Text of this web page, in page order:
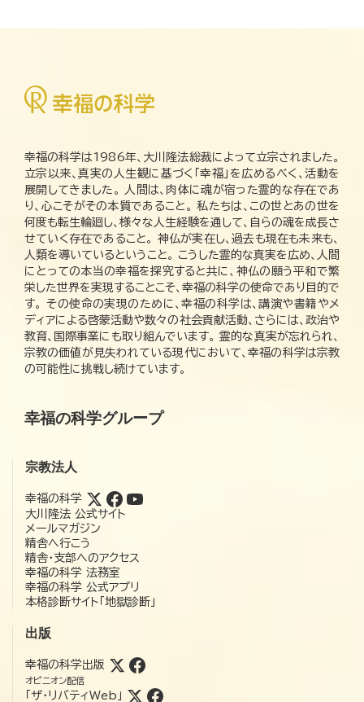
幸福の科学は1986年、大川隆法総裁によって立宗されました。
立宗以来、真実の人生観に基づく「幸福」を広めるべく、活動を
展開してきました。 人間は、肉体に魂が宿った霊的な存在であ
り、心こそがその本質であること。 私たちは、この世とあの世を
何度も転生輪廻し、様々な人生経験を通して、自らの魂を成長さ
せていく存在であること。 神仏が実在し、過去も現在も未来も、
人類を導いているということ。 こうした霊的な真実を広め、人間
にとっての本当の幸福を探究すると共に、神仏の願う平和で繁
栄した世界を実現することこそ、幸福の科学の使命であり目的で
す。 その使命の実現のために、幸福の科学は、講演や書籍やメ
ディアによる啓蒙活動や数々の社会貢献活動、さらには、政治や
教育、国際事業にも取り組んでいます。 霊的な真実が忘れられ、
宗教の価値が見失われている現代において、幸福の科学は宗教
の可能性に挑戦し続けています。
幸福の科学グループ
宗教法人
幸福の科学
大川隆法 公式サイト
メールマガジン
精舎へ行こう
精舎・支部へのアクセス
幸福の科学 法務室
幸福の科学 公式アプリ
本格診断サイト「地獄診断」
出版
幸福の科学出版
オピニオン配信
「ザ・リバティWeb」